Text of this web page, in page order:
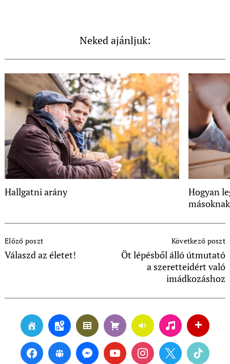
Neked ajánljuk:
Hallgatni arány
Hogyan
Navigation
Előző poszt
Válaszd az életet!
Következő poszt
Öt lépésből álló útmutató
a szeretteidért való
imádkozáshoz